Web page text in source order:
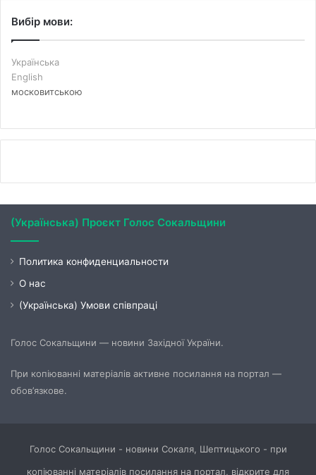
Вибір мови:
Українська
English
московитською
(Українська) Проєкт Голос Сокальщини
Политика конфиденциальности
О нас
(Українська) Умови співпраці
Голос Сокальщини — новини Західної України.
При копіюванні матеріалів активне посилання на портал —
обов’язкове.
Голос Сокальщини - новини Сокаля, Шептицького - при
копіюванні матеріалів посилання на портал, відкрите для